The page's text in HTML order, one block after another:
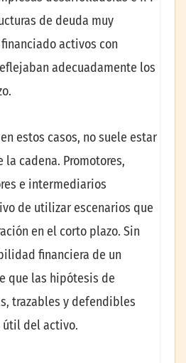
de deuda muy
activos con
adecuadamente los
estos casos, no suele estar
la cadena. Promotores,
e intermediarios
de utilizar escenarios que
en el corto plazo. Sin
financiera de un
que las hipótesis de
trazables y defendibles
útil del activo.